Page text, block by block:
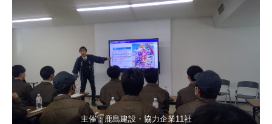
主催：鹿島建設・協力企業11社